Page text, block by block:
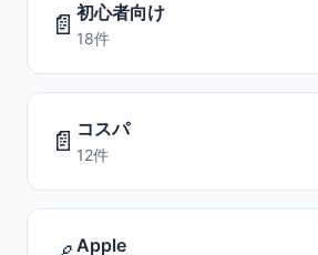
📄 初心者向け
18件
📄 コスパ
12件
Apple